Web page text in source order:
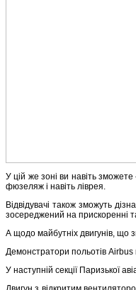
У цій же зоні ви навіть
фюзеляж і навіть ліврея.
Відвідувачі також зможуть
зосереджений на прискоренні
А щодо майбутніх двигунів, що
Демонстратори польотів Airbus
У наступній секції Паризької